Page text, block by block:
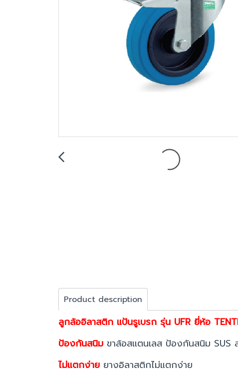
Product description
ลูกล้ออิลาสติก แป้นรูเบรก รุ่น UFR ยี่ห้อ
ป้องกันสนิม ขาล้อสแตนเลส ป้องกันสนิม SUS
ไม่แตกง่าย ยางอิลาสติกไม่แตกง่าย